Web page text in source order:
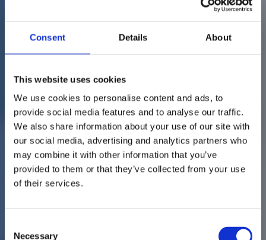
Consent Details About
This website uses cookies
We use cookies to personalise content and ads, to
provide social media features and to analyse our traffic.
We also share information about your use of our site with
our social media, advertising and analytics partners who
may combine it with other information that you’ve
provided to them or that they’ve collected from your use
of their services.
Necessary